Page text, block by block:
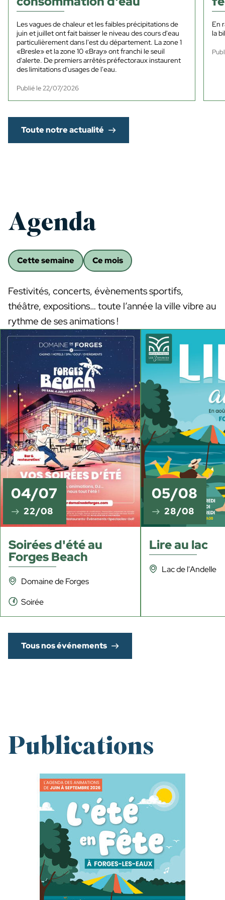
Les vagues de chaleur et les faibles précipitations de
juin et juillet ont fait baisser le niveau des cours d'eau
particulièrement dans l'est du département. La zone 1
«Bresle» et la zone 10 «Bray» ont franchi le seuil
d'alerte. De premiers arrêtés préfectoraux instaurent
des limitations d'usages de l'eau.
Publié le 22/07/2026
En
la
Toute notre actualité
Agenda
Cette semaine Ce mois
Festivités, concerts, évènements sportifs,
théâtre, expositions… toute l’année la ville vibre au
rythme de ses animations !
04/07
22/08
Soirées d'été au
Forges Beach
Domaine de Forges
Soirée
05/08
28/08
Lire au lac
Lac de l'Andelle
Tous nos événements
Publications